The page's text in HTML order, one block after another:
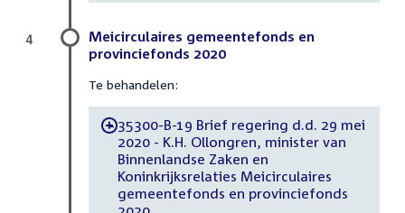
Meicirculaires gemeentefonds en
provinciefonds 2020
Te behandelen:
-35300-B-19 Brief regering d.d. 29 mei
2020 - K.H. Ollongren, minister van
Binnenlandse Zaken en
Koninkrijksrelaties Meicirculaires
gemeentefonds en provinciefonds
4